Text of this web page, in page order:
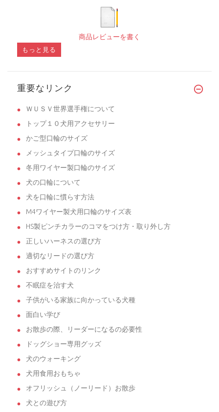
商品レビューを書く
もっと見る
重要なリンク
ＷＵＳＶ世界選手権について
トップ１０犬用アクセサリー
かご型口輪のサイズ
メッシュタイプ口輪のサイズ
冬用ワイヤー製口輪のサイズ
犬の口輪について
犬を口輪に慣らす方法
M4ワイヤー製犬用口輪のサイズ表
HS製ピンチカラーのコマをつけ方・取り外し方
正しいハーネスの選び方
適切なリードの選び方
おすすめサイトのリンク
不眠症を治す犬
子供がいる家族に向かっている犬種
面白い学び
お散歩の際、リーダーになるの必要性
ドッグショー専用グッズ
犬のウォーキング
犬用食用おもちゃ
オフリッシュ（ノーリード）お散歩
犬との遊び方